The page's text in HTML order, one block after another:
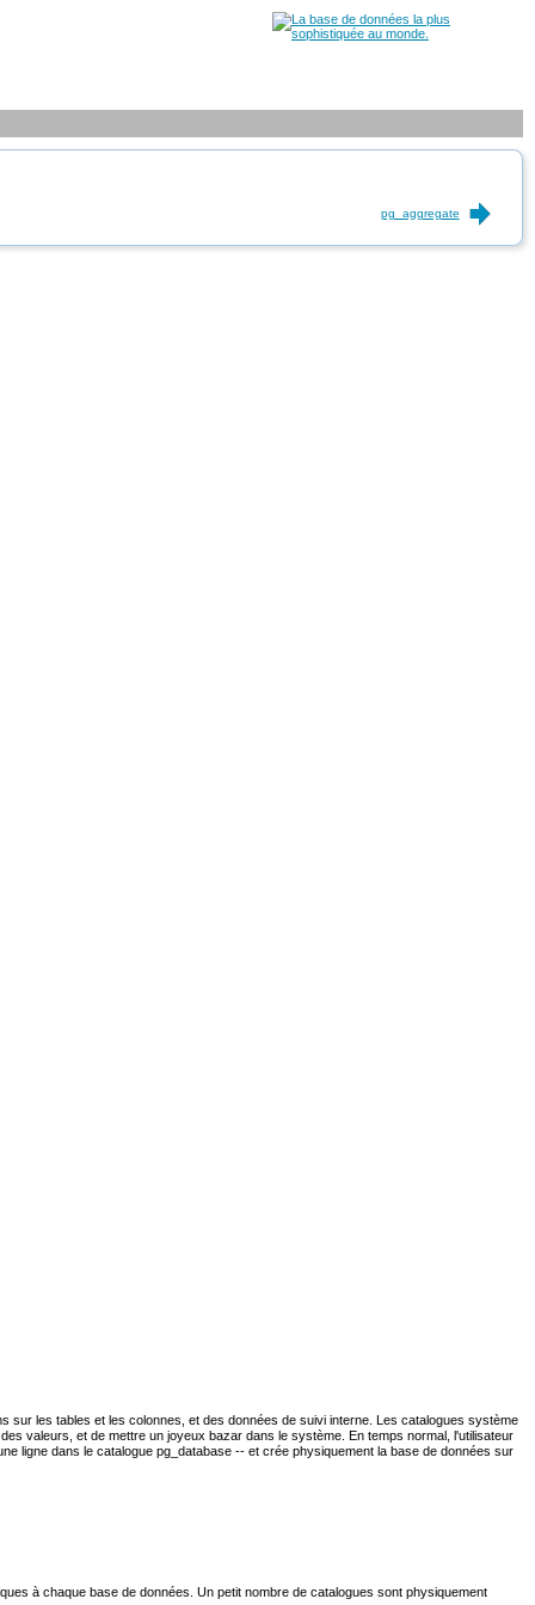
pg_aggregate
sur les tables et les colonnes, et des données de suivi interne. Les catalogues système
valeurs, et de mettre un joyeux bazar dans le système. En temps normal, l'utilisateur
ligne dans le catalogue pg_database -- et crée physiquement la base de données sur
à chaque base de données. Un petit nombre de catalogues sont physiquement